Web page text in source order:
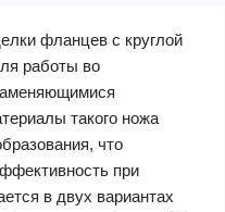
фланцев с круглой
работы во
такого ножа
что
при
в двух вариантах